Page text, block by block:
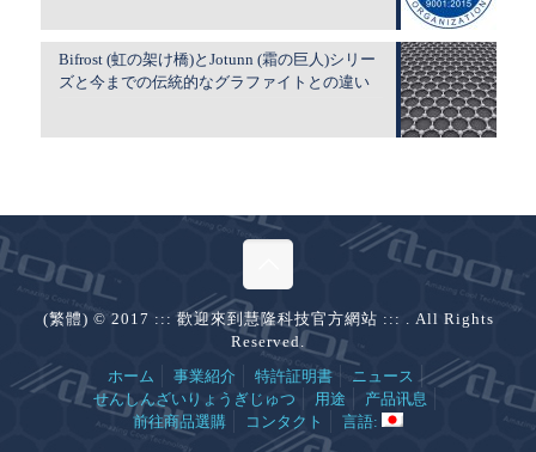
Bifrost (虹の架け橋)とJotunn (霜の巨人)シリー
ズと今までの伝統的なグラファイトとの違い
(繁體) © 2017 ::: 歡迎來到慧隆科技官方網站 ::: . All Rights
Reserved.
ホーム
事業紹介 特許証明書
ニュース
せんしんざいりょうぎじゅつ
用途
产品讯息
前往商品選購
コンタクト 言語: